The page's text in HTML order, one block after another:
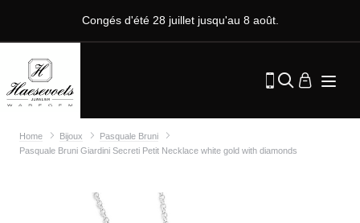
Congés d'été 28 juillet jusqu'au 8 août.
Home Bijoux
Pasquale Bruni
Pasquale Bruni Giardini Secreti Petit Necklace white gold with diamonds